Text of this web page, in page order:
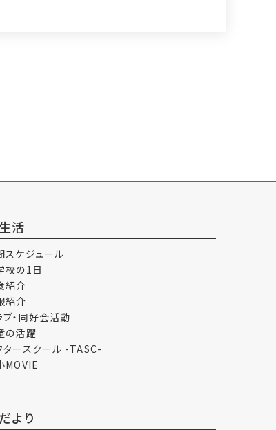
活
スケジュール
校の1日
紹介
紹介
ブ・同好会活動
の活躍
タースクール -TASC-
MOVIE
より